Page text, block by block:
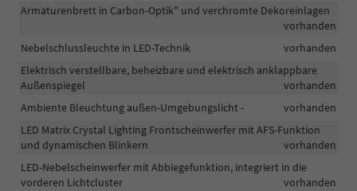
Armaturenbrett in Carbon-Optik" und verchromte Dekoreinlagen
vorhanden
Nebelschlussleuchte in LED-Technik
vorhanden
Elektrisch verstellbare, beheizbare und elektrisch anklappbare
Außenspiegel
vorhanden
Ambiente Bleuchtung außen-Umgebungslicht -
vorhanden
LED Matrix Crystal Lighting Frontscheinwerfer mit AFS-Funktion
und dynamischen Blinkern
vorhanden
LED-Nebelscheinwerfer mit Abbiegefunktion, integriert in die
vorderen Lichtcluster
vorhanden